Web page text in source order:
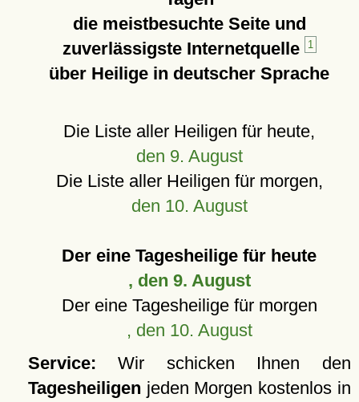
die meistbesuchte Seite und
zuverlässigste Internetquelle
1
über Heilige in deutscher Sprache
Die Liste aller Heiligen für heute,
den 9. August
Die Liste aller Heiligen für morgen,
den 10. August
Der eine Tagesheilige für heute
, den 9. August
Der eine Tagesheilige für morgen
, den 10. August
Service: Wir schicken Ihnen den
Tagesheiligen jeden Morgen kostenlos in